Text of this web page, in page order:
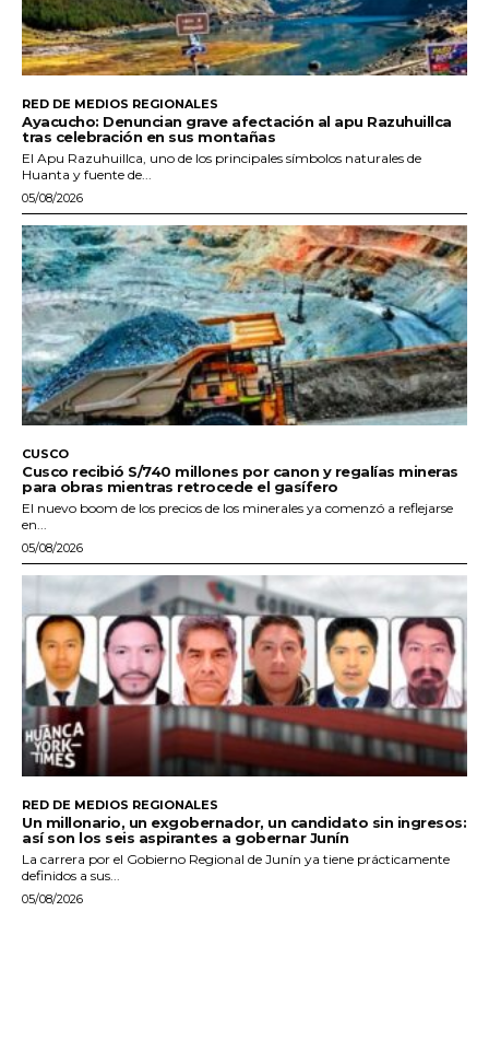
RED DE MEDIOS REGIONALES
Ayacucho: Denuncian grave afectación al apu Razuhuillca
tras celebración en sus montañas
El Apu Razuhuillca, uno de los principales símbolos naturales de
Huanta y fuente de...
05/08/2026
CUSCO
Cusco recibió S/740 millones por canon y regalías mineras
para obras mientras retrocede el gasífero
El nuevo boom de los precios de los minerales ya comenzó a reflejarse
en...
05/08/2026
RED DE MEDIOS REGIONALES
Un millonario, un exgobernador, un candidato sin ingresos:
así son los seis aspirantes a gobernar Junín
La carrera por el Gobierno Regional de Junín ya tiene prácticamente
definidos a sus...
05/08/2026